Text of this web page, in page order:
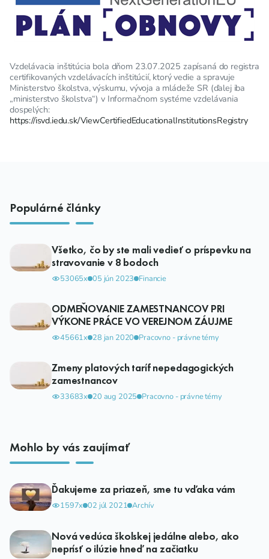
Vzdelávacia inštitúcia bola dňom 23.07.2025 zapísaná do registra
certifikovaných vzdelávacích inštitúcií, ktorý vedie a spravuje
Ministerstvo školstva, výskumu, vývoja a mládeže SR (ďalej iba
„ministerstvo školstva“) v Informačnom systéme vzdelávania
dospelých:
https://isvd.iedu.sk/ViewCertifiedEducationalInstitutionsRegistry
Populárné články
Všetko, čo by ste mali vedieť o príspevku na
stravovanie v 8 bodoch
53065x 05 jún 2023 Financie
ODMEŇOVANIE ZAMESTNANCOV PRI
VÝKONE PRÁCE VO VEREJNOM ZÁUJME
45661x 28 jan 2020 Pracovno - právne témy
Zmeny platových taríf nepedagogických
zamestnancov
33683x 20 aug 2025 Pracovno - právne témy
Mohlo by vás zaujímať
Ďakujeme za priazeň, sme tu vďaka vám
1597x 02 júl 2021 Archív
Nová vedúca školskej jedálne alebo, ako
neprísť o ilúzie hneď na začiatku